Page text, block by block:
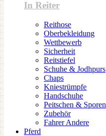
In Reiter
Reithose
Oberbekleidung
Wettbewerb
Sicherheit
Reitstiefel
Schuhe & Jodhpurs
Chaps
Kniestrümpfe
Handschuhe
Peitschen & Sporen
Zubehör
Fahrer Andere
Pferd